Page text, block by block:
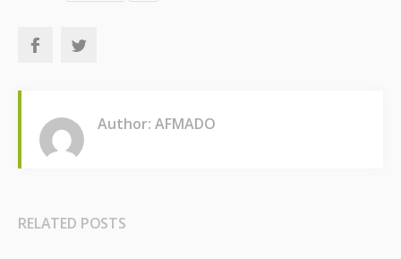
Author: AFMADO
RELATED POSTS